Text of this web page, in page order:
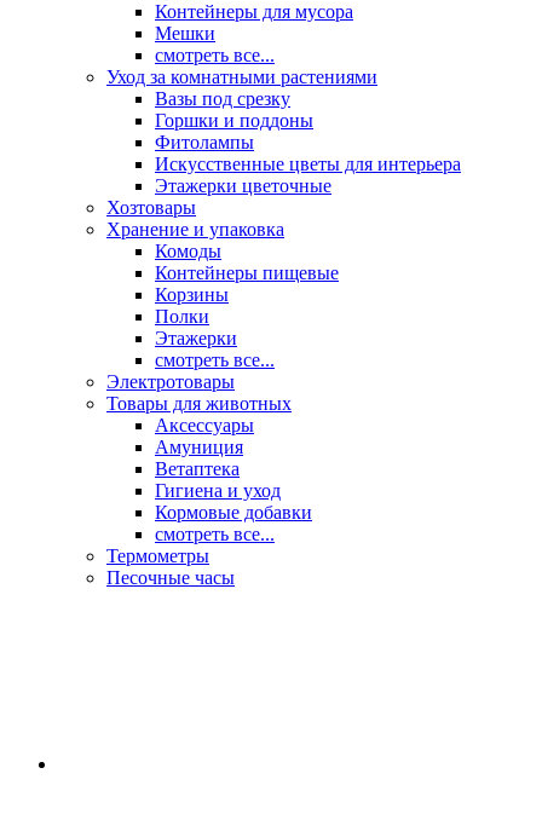
Контейнеры для мусора
Мешки
смотреть все...
Уход за комнатными растениями
Вазы под срезку
Горшки и поддоны
Фитолампы
Искусственные цветы для интерьера
Этажерки цветочные
Хозтовары
Хранение и упаковка
Комоды
Контейнеры пищевые
Корзины
Полки
Этажерки
смотреть все...
Электротовары
Товары для животных
Аксессуары
Амуниция
Ветаптека
Гигиена и уход
Кормовые добавки
смотреть все...
Термометры
Песочные часы